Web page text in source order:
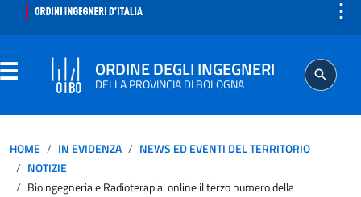
⋮
ORDINE DEGLI INGEGNERI
DELLA PROVINCIA DI BOLOGNA
SEGRETERIA
HOME IN EVIDENZA
NEWS ED EVENTI DEL TERRITORIO
NOTIZIE
Bioingegneria e Radioterapia: online il terzo numero della